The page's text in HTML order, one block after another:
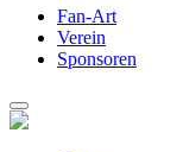
Fan-Art
Verein
Sponsoren